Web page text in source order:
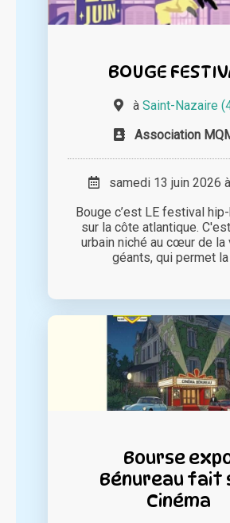
BOUGE
à Saint-Nazaire
Association
samedi 13 juin 2026
Bouge c’est LE festival
sur la côte atlantique.
urbain niché au cœur de la
géants, qui permet la
Bourse
Bénureau fait
Cinéma